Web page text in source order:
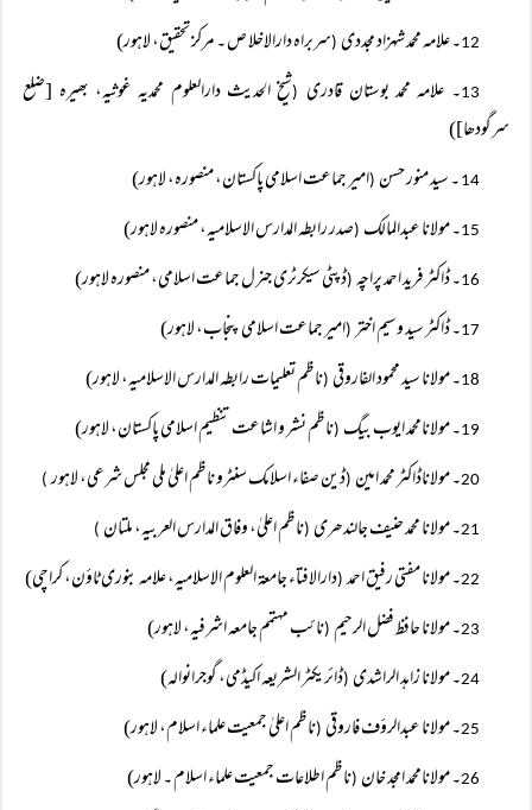
12۔ علامہ محمد شہزاد مجددی (سربراہ دارالاخلا ص ۔ مرکز تحقیق، لاہور)
13۔ علامہ محمد بوستان قادری (شیخ الحدیث دارالعلوم محمدیہ غوثیہ، بھیرہ [ضلع
سرگودھا])
14۔ سید منور حسن (امیر جماعت اسلامی پاکستان، منصورہ، لاہور)
15۔ مولانا عبدالمالک (صدر رابطہ المدارس الاسلامیہ، منصورہ لاہور)
16۔ ڈاکٹر فرید احمد پراچہ (ڈپٹی سیکرٹری جنرل جماعت اسلامی، منصورہ لاہور)
17۔ ڈاکٹر سید وسیم اختر (امیر جماعت اسلامی پنجاب، لاہور)
18۔ مولانا سید محمود الفاروقی (ناظم تعلیمات رابطہ المدارس الاسلامیہ، لاہور)
19۔ مولانامحمد ایوب بیگ (ناظم نشر و اشاعت تنظیم اسلامی پاکستان، لاہور)
20۔ مولاناڈاکٹر محمد امین (ڈین صفاء اسلامک سنٹرو ناظم اعلیٰ ملی مجلس شرعی، لاہور)
21۔ مولانا محمد حنیف جالندھری (ناظم اعلیٰ، وفاق المدارس العربیہ، ملتان )
22۔ مولانا مفتی رفیق احمد(دارالافتاء جامعۃ العلوم الاسلامیہ، علامہ بنوری ٹاؤن، کراچی)
23۔ مولانا حافظ فضل الرحیم (نائب مہتمم جامعہ اشرفیہ، لاہور)
24۔ مولانا زاہد الراشدی (ڈائریکٹر الشریعہ اکیڈمی، گوجرانوالہ)
25۔ مولانا عبدالرؤف فاروقی (ناظم اعلیٰ جمعیت علماء اسلام، لاہور)
26۔ مولانامحمد امجد خان (ناظم اطلاعات جمعیت علماء اسلام ۔ لاہور)